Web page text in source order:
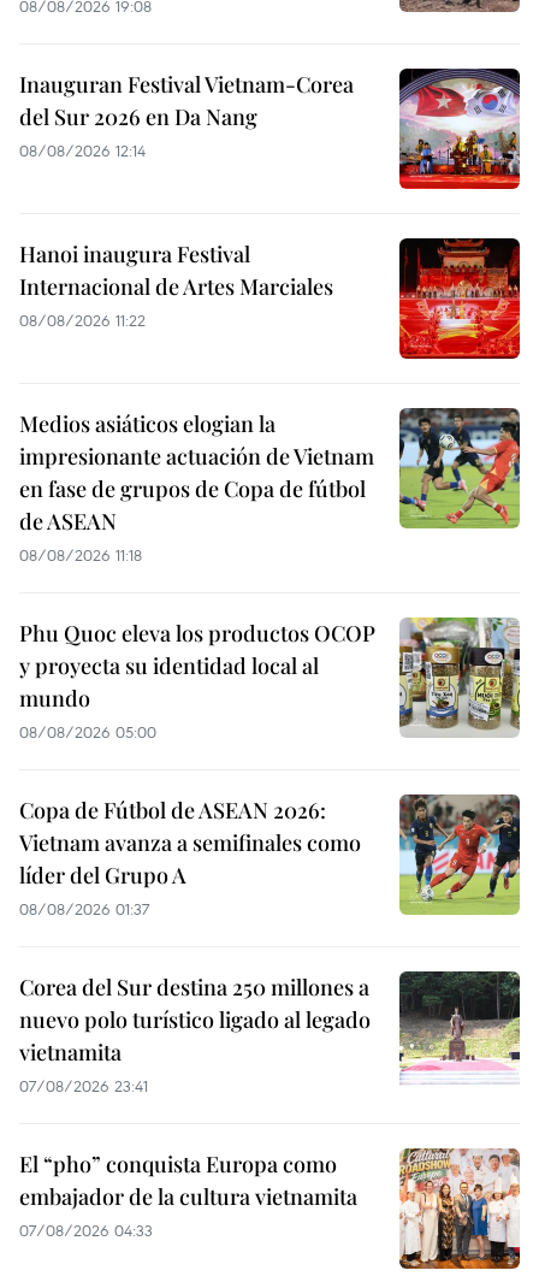
08/08/2026 19:08
Inauguran Festival Vietnam-Corea
del Sur 2026 en Da Nang
08/08/2026 12:14
Hanoi inaugura Festival
Internacional de Artes Marciales
08/08/2026 11:22
Medios asiáticos elogian la
impresionante actuación de Vietnam
en fase de grupos de Copa de fútbol
de ASEAN
08/08/2026 11:18
Phu Quoc eleva los productos OCOP
y proyecta su identidad local al
mundo
08/08/2026 05:00
Copa de Fútbol de ASEAN 2026:
Vietnam avanza a semifinales como
líder del Grupo A
08/08/2026 01:37
Corea del Sur destina 250 millones a
nuevo polo turístico ligado al legado
vietnamita
07/08/2026 23:41
El “pho” conquista Europa como
embajador de la cultura vietnamita
07/08/2026 04:33